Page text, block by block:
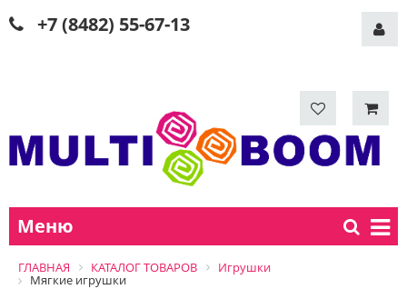
+7 (8482) 55-67-13
Меню
ГЛАВНАЯ КАТАЛОГ ТОВАРОВ
Игрушки
Мягкие игрушки